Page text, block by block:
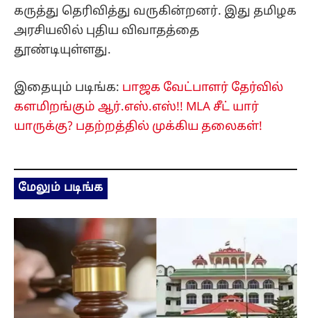
கருத்து தெரிவித்து வருகின்றனர். இது தமிழக
அரசியலில் புதிய விவாதத்தை
தூண்டியுள்ளது.
இதையும் படிங்க: பாஜக வேட்பாளர் தேர்வில்
களமிறங்கும் ஆர்.எஸ்.எஸ்!! MLA சீட் யார்
யாருக்கு? பதற்றத்தில் முக்கிய தலைகள்!
மேலும் படிங்க